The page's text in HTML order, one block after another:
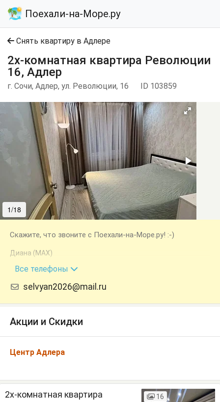
Поехали-на-Море.ру
Снять квартиру в Адлере
2х-комнатная квартира Революции
16, Адлер
г. Сочи, Адлер, ул. Революции, 16 ID 103859
1/18
Скажите, что звоните с Поехали-на-Море.ру! :-)
Диана (MAX)
+7 (918) 194-33-33
Все телефоны
selvyan2026@mail.ru
Акции и Скидки
Центр Адлера
2х-комнатная квартира 16